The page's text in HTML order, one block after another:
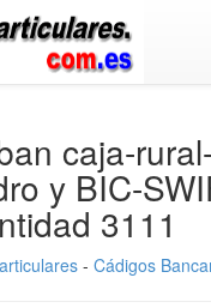
caja-rural-
y BIC-
3111
- Cádigos